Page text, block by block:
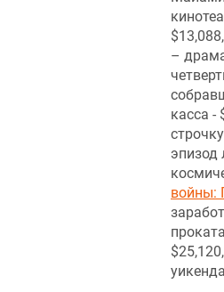
–
касса -
эпизод
войны: